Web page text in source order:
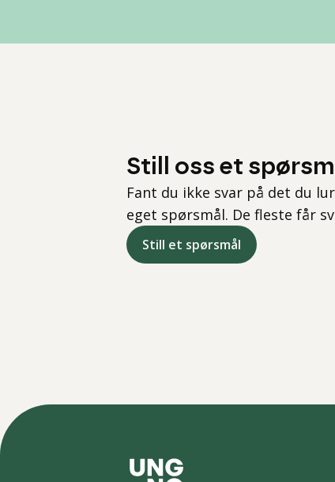
Still oss et
Fant du ikke svar på det du
eget spørsmål. De fleste får
Still et spørsmål